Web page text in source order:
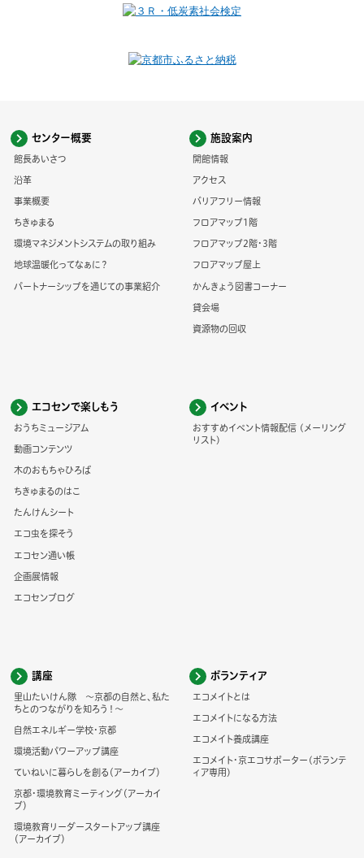
センター概要
館長あいさつ
沿革
事業概要
ちきゅまる
環境マネジメントシステムの取り組み
地球温暖化ってなぁに？
パートナーシップを通じての事業紹介
施設案内
開館情報
アクセス
バリアフリー情報
フロアマップ1階
フロアマップ2階・3階
フロアマップ屋上
かんきょう図書コーナー
貸会場
資源物の回収
エコセンで楽しもう
おうちミュージアム
動画コンテンツ
木のおもちゃひろば
ちきゅまるのはこ
たんけんシート
エコ虫を探そう
エコセン通い帳
企画展情報
エコセンブログ
イベント
おすすめイベント情報配信 (メーリング
リスト)
講座
里山たいけん隊 ～京都の自然と、私た
ちとのつながりを知ろう！～
自然エネルギー学校・京都
環境活動パワーアップ講座
ていねいに暮らしを創る（アーカイブ）
京都・環境教育ミーティング（アーカイ
ブ）
環境教育リーダースタートアップ講座
（アーカイブ）
ボランティア
エコメイトとは
エコメイトになる方法
エコメイト養成講座
エコメイト・京エコサポーター(ボランテ
ィア専用)